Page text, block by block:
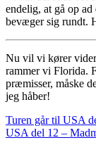
endelig, at gå op
bevæger sig rundt.
Nu vil vi kører
rammer vi Florida.
præmisser, måske
jeg håber!
Turen går til USA
USA del 12 –